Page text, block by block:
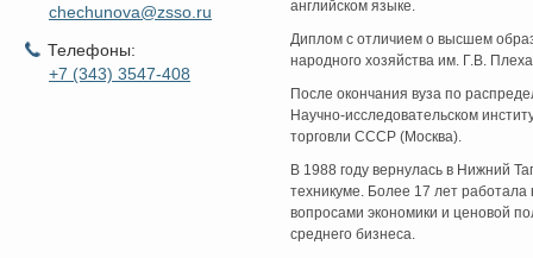
chechunova@zsso.ru
Телефоны:
+7 (343) 3547-408
английском языке.
Диплом с отличием о высшем
народного хозяйства им. Г.В.
После окончания вуза по
Научно-исследовательском
торговли СССР (Москва).
В 1988 году вернулась в Нижний
техникуме. Более 17 лет работала
вопросами экономики и ценовой
среднего бизнеса.